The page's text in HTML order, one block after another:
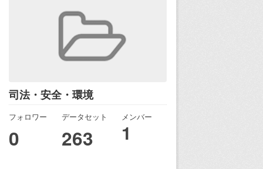
司法・安全・環境
フォロワー
0
データセット
263
メンバー
1